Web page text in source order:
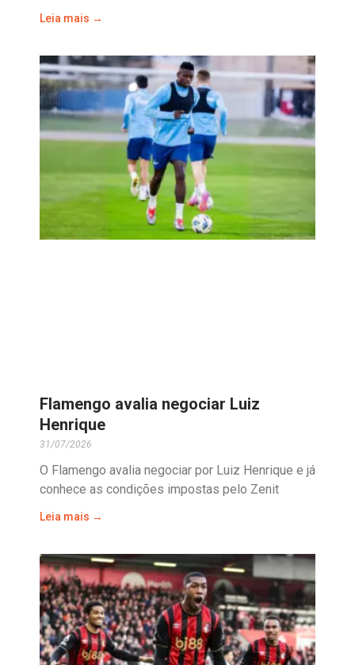
Leia mais →
Flamengo avalia negociar Luiz
Henrique
31/07/2026
O Flamengo avalia negociar por Luiz Henrique e já
conhece as condições impostas pelo Zenit
Leia mais →